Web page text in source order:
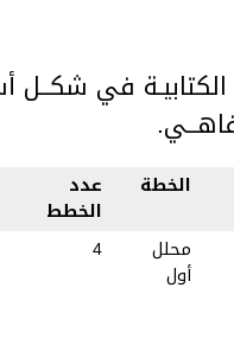
في شكــل
الخطة
عدد
الخطط
محلل
أول
4